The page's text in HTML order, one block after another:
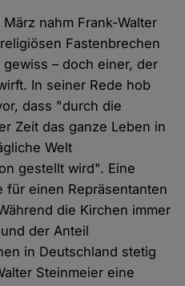
nahm Frank-Walter
Fastenbrechen
– doch einer, der
In seiner Rede hob
dass "durch die
Zeit das ganze Leben in
Welt
gestellt wird". Eine
für einen Repräsentanten
die Kirchen immer
der Anteil
in Deutschland stetig
Steinmeier eine